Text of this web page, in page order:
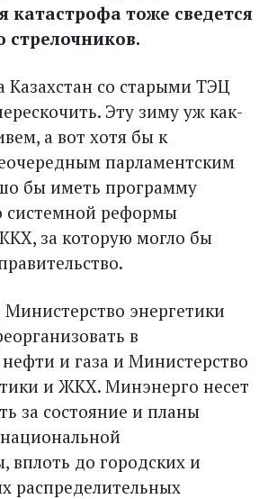
катастрофа тоже сведется
Казахстан со старыми ТЭЦ
Эту зиму уж как-
а вот хотя бы к
парламентским
бы иметь программу
сис­темной реформы
за которую могло бы
энергетики
в
и газа и Министерство
и ЖКХ. Минэнерго несет
за состояние и планы
вплоть до городских и
распределительных